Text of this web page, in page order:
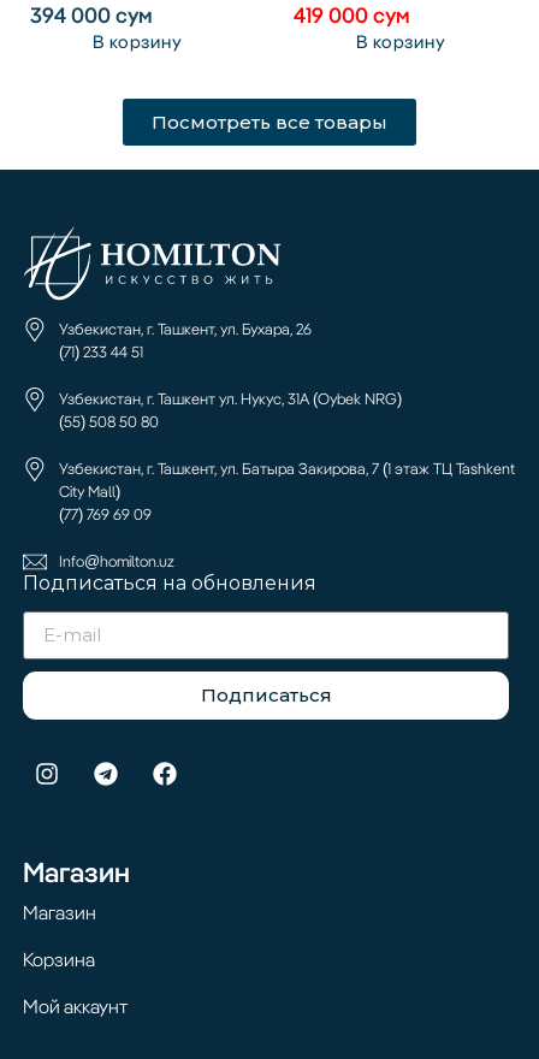
394 000сум
В корзину
419 000сум
В корзину
Посмотреть все товары
Узбекистан, г. Ташкент, ул. Бухара, 26
(71) 233 44 51
Узбекистан, г. Ташкент ул. Нукус, 31А (Oybek NRG)
(55) 508 50 80
Узбекистан, г. Ташкент, ул. Батыра Закирова, 7 (1 этаж ТЦ Tashkent
City Mall)
(77) 769 69 09
Info@homilton.uz
Подписаться на обновления
Подписаться
Магазин
Магазин
Корзина
Мой аккаунт